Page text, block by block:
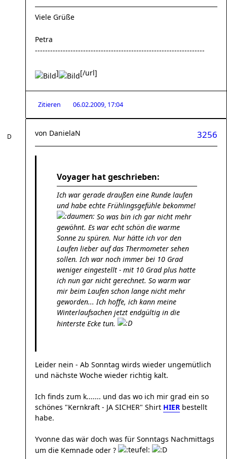
Viele Grüße
Petra
-------------------------------------------------------------------
] [/url]
Zitieren 06.02.2009, 17:04
3256
von DanielaN
Voyager hat geschrieben:
Ich war gerade draußen eine Runde laufen
und habe echte Frühlingsgefühle bekomme!
So was bin ich gar nicht mehr
gewöhnt. Es war echt schön die warme
Sonne zu spüren. Nur hätte ich vor den
Laufen lieber auf das Thermometer sehen
sollen. Ich war noch immer bei 10 Grad
weniger eingestellt - mit 10 Grad plus hatte
ich nun gar nicht gerechnet. So warm war
mir beim Laufen schon lange nicht mehr
geworden... Ich hoffe, ich kann meine
Winterlaufsachen jetzt endgültig in die
hinterste Ecke tun.
Leider nein - Ab Sonntag wirds wieder ungemütlich
und nächste Woche wieder richtig kalt.
Ich finds zum k....... und das wo ich mir grad ein so
schönes "Kernkraft - JA SICHER" Shirt HIER bestellt
habe.
Yvonne das wär doch was für Sonntags Nachmittags
um die Kemnade oder ?